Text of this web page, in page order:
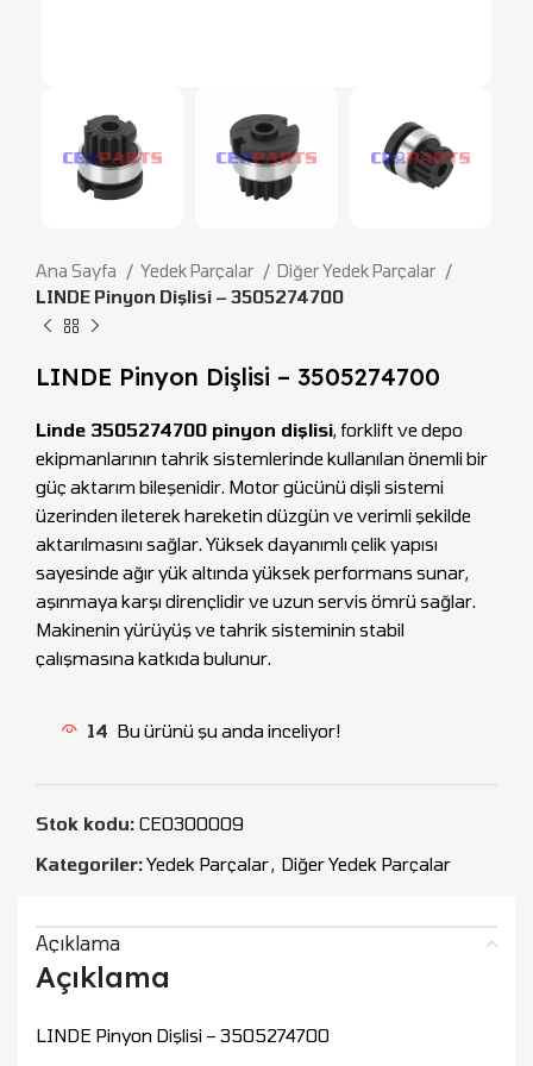
Ana Sayfa Yedek Parçalar
Diğer Yedek Parçalar
LINDE Pinyon Dişlisi – 3505274700
LINDE Pinyon Dişlisi – 3505274700
Linde 3505274700 pinyon dişlisi, forklift ve depo
ekipmanlarının tahrik sistemlerinde kullanılan önemli bir
güç aktarım bileşenidir. Motor gücünü dişli sistemi
üzerinden ileterek hareketin düzgün ve verimli şekilde
aktarılmasını sağlar. Yüksek dayanımlı çelik yapısı
sayesinde ağır yük altında yüksek performans sunar,
aşınmaya karşı dirençlidir ve uzun servis ömrü sağlar.
Makinenin yürüyüş ve tahrik sisteminin stabil
çalışmasına katkıda bulunur.
14 Bu ürünü şu anda inceliyor!
Stok kodu: CEO300009
Kategoriler:Yedek Parçalar, Diğer Yedek Parçalar
Açıklama
Açıklama
LINDE Pinyon Dişlisi – 3505274700